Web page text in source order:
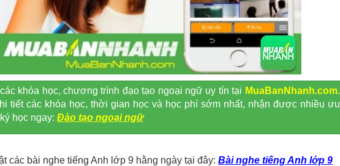
khóa học, chương trình đạo tạo ngoại ngữ uy tín tại MuaBanNhanh.com.
tiết các khóa học, thời gian học và học phí sớm nhất, nhận được nhiều ưu
học ngay: Đào tạo ngoại ngữ
các bài nghe tiếng Anh lớp 9 hằng ngày tại đây: Bài nghe tiếng Anh lớp 9